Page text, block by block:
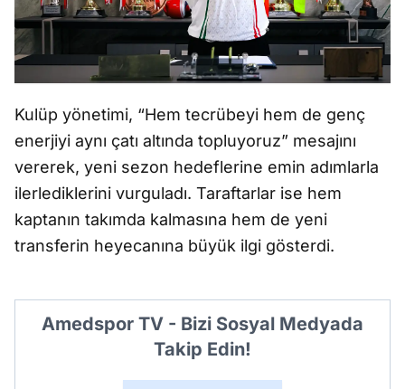
Kulüp yönetimi, “Hem tecrübeyi hem de genç
enerjiyi aynı çatı altında topluyoruz” mesajını
vererek, yeni sezon hedeflerine emin adımlarla
ilerlediklerini vurguladı. Taraftarlar ise hem
kaptanın takımda kalmasına hem de yeni
transferin heyecanına büyük ilgi gösterdi.
Amedspor TV - Bizi Sosyal Medyada
Takip Edin!